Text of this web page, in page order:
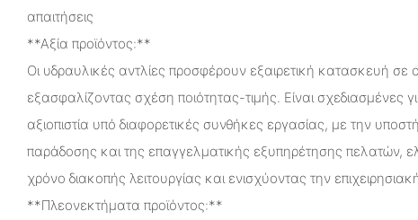
απαιτήσεις
**Αξία προϊόντος:**
Οι υδραυλικές αντλίες προσφέρουν εξαιρετική κατασκευή σε
εξασφαλίζοντας σχέση ποιότητας-τιμής. Είναι σχεδιασμένες
αξιοπιστία υπό διαφορετικές συνθήκες εργασίας, με την
παράδοσης και της επαγγελματικής εξυπηρέτησης πελατών,
χρόνο διακοπής λειτουργίας και ενισχύοντας την
**Πλεονεκτήματα προϊόντος:**